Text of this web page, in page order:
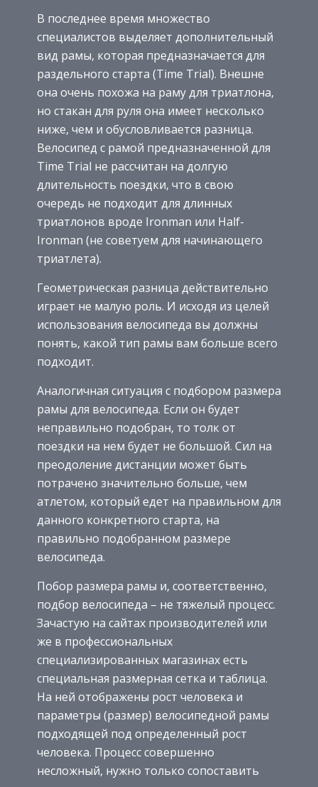
В последнее время множество
специалистов выделяет дополнительный
вид рамы, которая предназначается для
раздельного старта (Time Trial). Внешне
она очень похожа на раму для триатлона,
но стакан для руля она имеет несколько
ниже, чем и обусловливается разница.
Велосипед с рамой предназначенной для
Time Trial не рассчитан на долгую
длительность поездки, что в свою
очередь не подходит для длинных
триатлонов вроде Ironman или Half-
Ironman (не советуем для начинающего
триатлета).
Геометрическая разница действительно
играет не малую роль. И исходя из целей
использования велосипеда вы должны
понять, какой тип рамы вам больше всего
подходит.
Аналогичная ситуация с подбором размера
рамы для велосипеда. Если он будет
неправильно подобран, то толк от
поездки на нем будет не большой. Сил на
преодоление дистанции может быть
потрачено значительно больше, чем
атлетом, который едет на правильном для
данного конкретного старта, на
правильно подобранном размере
велосипеда.
Побор размера рамы и, соответственно,
подбор велосипеда – не тяжелый процесс.
Зачастую на сайтах производителей или
же в профессиональных
специализированных магазинах есть
специальная размерная сетка и таблица.
На ней отображены рост человека и
параметры (размер) велосипедной рамы
подходящей под определенный рост
человека. Процесс совершенно
несложный, нужно только сопоставить